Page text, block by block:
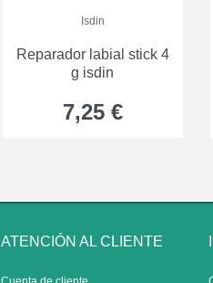
Isdin
Reparador labial stick 4
g isdin
7,25 €
ATENCIÓN AL CLIENTE